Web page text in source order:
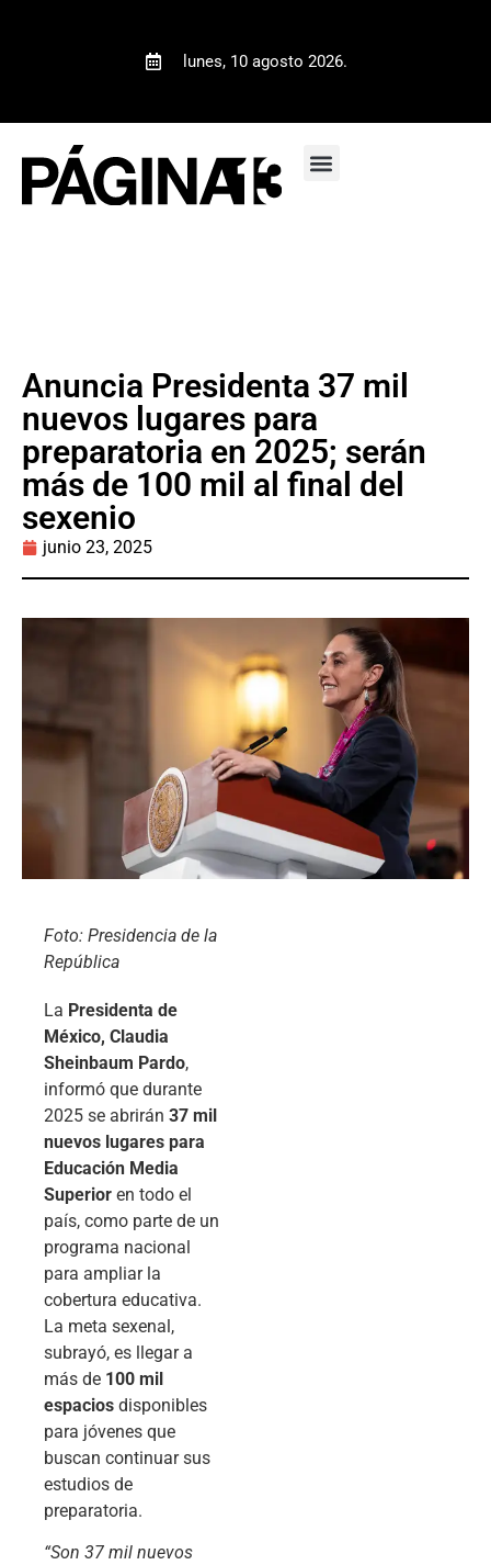
lunes, 10 agosto 2026.
Anuncia Presidenta 37 mil
nuevos lugares para
preparatoria en 2025; serán
más de 100 mil al final del
sexenio
junio 23, 2025
Foto: Presidencia de la
República
La Presidenta de
México, Claudia
Sheinbaum Pardo,
informó que durante
2025 se abrirán 37 mil
nuevos lugares para
Educación Media
Superior en todo el
país, como parte de un
programa nacional
para ampliar la
cobertura educativa.
La meta sexenal,
subrayó, es llegar a
más de 100 mil
espacios disponibles
para jóvenes que
buscan continuar sus
estudios de
preparatoria.
“Son 37 mil nuevos